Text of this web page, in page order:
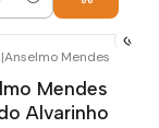
|Anselmo Mendes
Mendes
Alvarinho